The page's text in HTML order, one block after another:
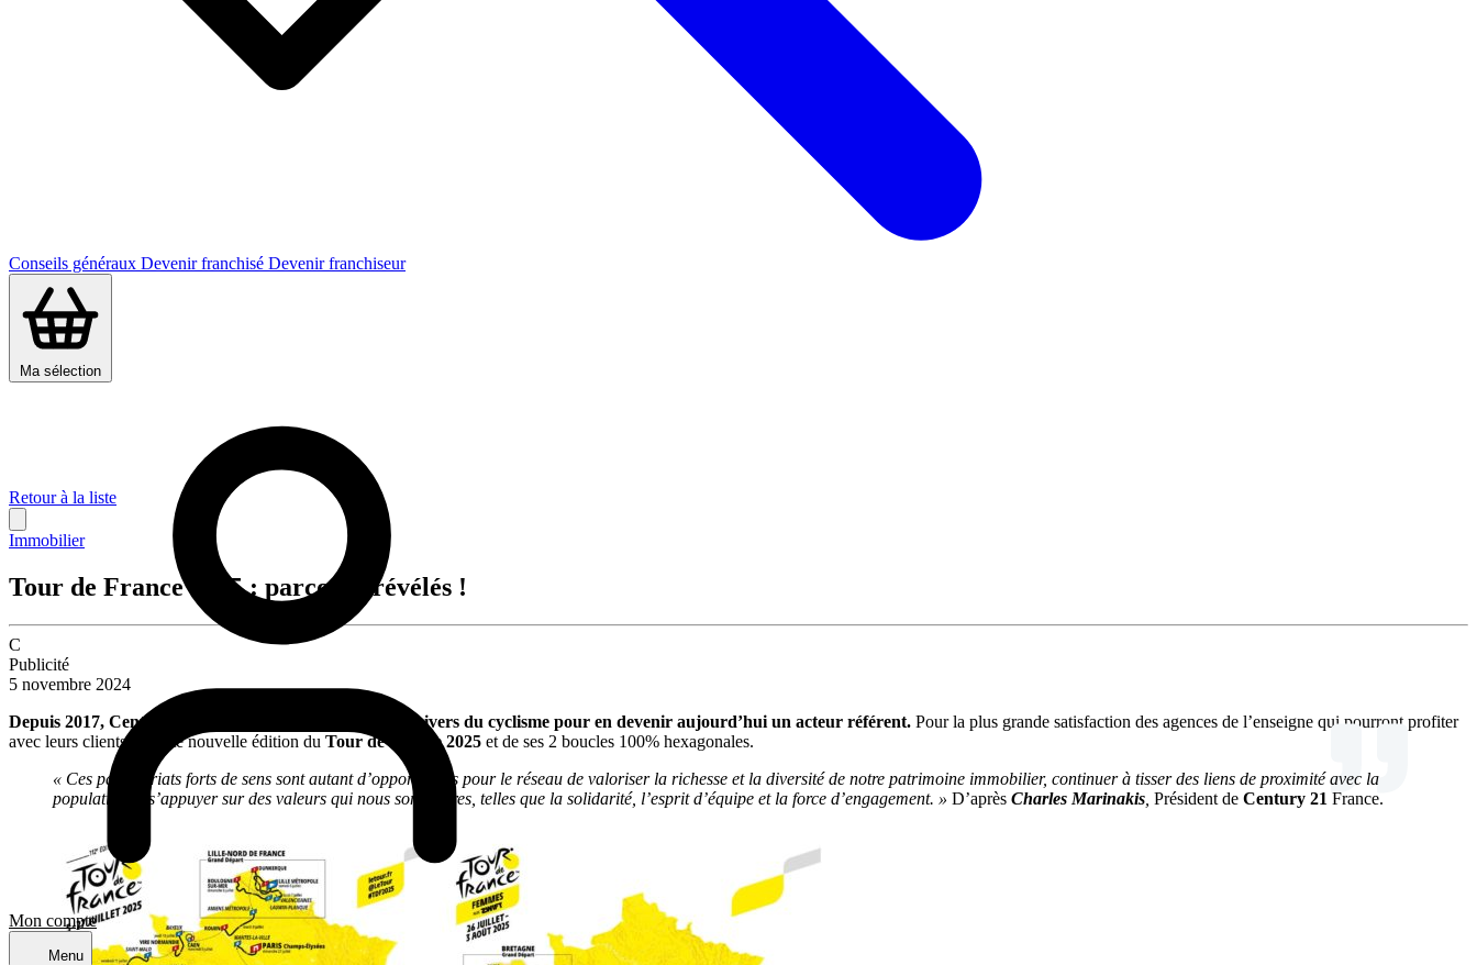
Conseils généraux Devenir franchisé Devenir franchiseur
Ma sélection
Mon compte
Menu
Retour à la liste
Immobilier
Tour de France 2025 : parcours révélés !
C
Publicité
5 novembre 2024
Depuis 2017, Century 21 a étendu sa présence dans l’univers du cyclisme pour en devenir aujourd’hui un acteur référent. Pour la plus grande satisfaction des agences de l’enseigne qui pourront profiter
avec leurs clients de cette nouvelle édition du Tour de France 2025 et de ses 2 boucles 100% hexagonales.
« Ces partenariats forts de sens sont autant d’opportunités pour le réseau de valoriser la richesse et la diversité de notre patrimoine immobilier, continuer à tisser des liens de proximité avec la
population et s’appuyer sur des valeurs qui nous sont chères, telles que la solidarité, l’esprit d’équipe et la force d’engagement. » D’après Charles Marinakis Président de Century 21 France.